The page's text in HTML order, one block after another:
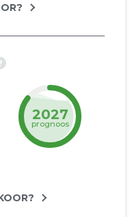
2027
prognoos